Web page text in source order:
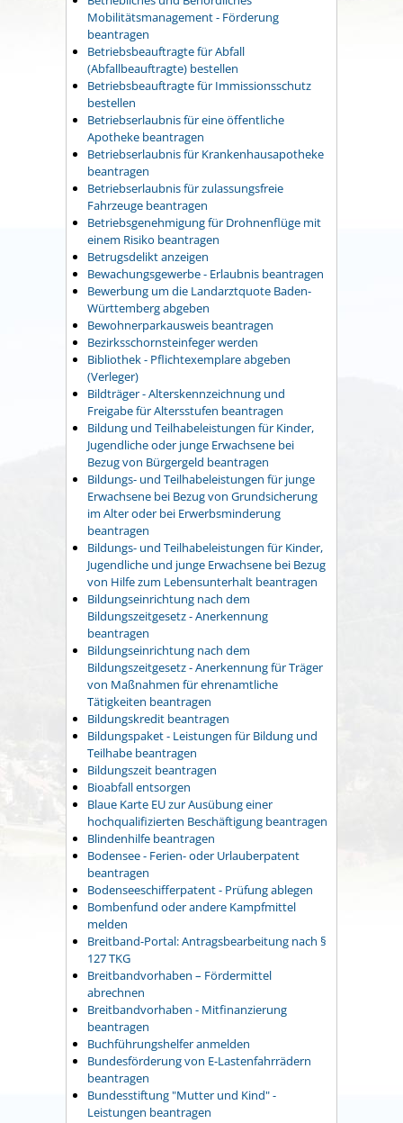
Mobilitätsmanagement - Förderung
beantragen
Betriebsbeauftragte für Abfall
(Abfallbeauftragte) bestellen
Betriebsbeauftragte für Immissionsschutz
bestellen
Betriebserlaubnis für eine öffentliche
Apotheke beantragen
Betriebserlaubnis für Krankenhausapotheke
beantragen
Betriebserlaubnis für zulassungsfreie
Fahrzeuge beantragen
Betriebsgenehmigung für Drohnenflüge mit
einem Risiko beantragen
Betrugsdelikt anzeigen
Bewachungsgewerbe - Erlaubnis beantragen
Bewerbung um die Landarztquote Baden-
Württemberg abgeben
Bewohnerparkausweis beantragen
Bezirksschornsteinfeger werden
Bibliothek - Pflichtexemplare abgeben
(Verleger)
Bildträger - Alterskennzeichnung und
Freigabe für Altersstufen beantragen
Bildung und Teilhabeleistungen für Kinder,
Jugendliche oder junge Erwachsene bei
Bezug von Bürgergeld beantragen
Bildungs- und Teilhabeleistungen für junge
Erwachsene bei Bezug von Grundsicherung
im Alter oder bei Erwerbsminderung
beantragen
Bildungs- und Teilhabeleistungen für Kinder,
Jugendliche und junge Erwachsene bei Bezug
von Hilfe zum Lebensunterhalt beantragen
Bildungseinrichtung nach dem
Bildungszeitgesetz - Anerkennung
beantragen
Bildungseinrichtung nach dem
Bildungszeitgesetz - Anerkennung für Träger
von Maßnahmen für ehrenamtliche
Tätigkeiten beantragen
Bildungskredit beantragen
Bildungspaket - Leistungen für Bildung und
Teilhabe beantragen
Bildungszeit beantragen
Bioabfall entsorgen
Blaue Karte EU zur Ausübung einer
hochqualifizierten Beschäftigung beantragen
Blindenhilfe beantragen
Bodensee - Ferien- oder Urlauberpatent
beantragen
Bodenseeschifferpatent - Prüfung ablegen
Bombenfund oder andere Kampfmittel
melden
Breitband-Portal: Antragsbearbeitung nach §
127 TKG
Breitbandvorhaben – Fördermittel
abrechnen
Breitbandvorhaben - Mitfinanzierung
beantragen
Buchführungshelfer anmelden
Bundesförderung von E-Lastenfahrrädern
beantragen
Bundesstiftung "Mutter und Kind" -
Leistungen beantragen